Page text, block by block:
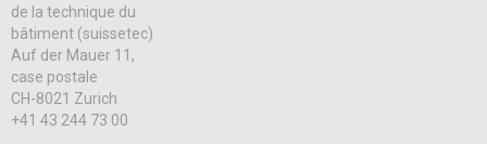
de la technique du
bâtiment (suissetec)
Auf der Mauer 11,
case postale
CH-8021 Zurich
+41 43 244 73 00